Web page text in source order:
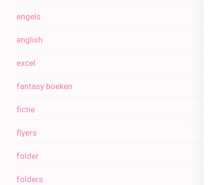
engels
english
excel
fantasy boeken
fictie
flyers
folder
folders